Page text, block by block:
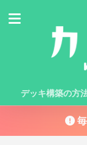
デッキ構築の方